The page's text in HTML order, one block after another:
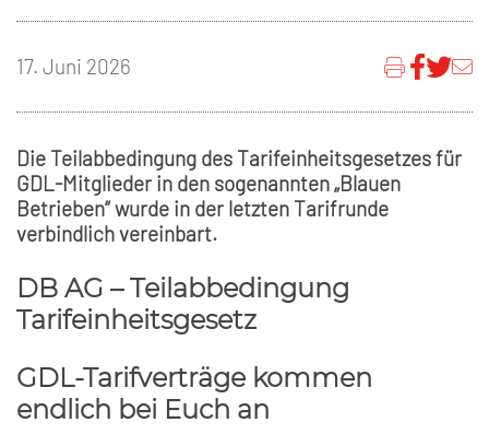
17. Juni 2026
Die Teilabbedingung des Tarifeinheitsgesetzes für
GDL-Mitglieder in den sogenannten „Blauen
Betrieben“ wurde in der letzten Tarifrunde
verbindlich vereinbart.
DB AG – Teilabbedingung
Tarifeinheitsgesetz
GDL-Tarifverträge kommen
endlich bei Euch an